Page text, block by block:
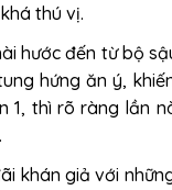
thú vị.
hước đến từ bộ
hứng ăn ý,
1, thì rõ ràng lần
khán giả với